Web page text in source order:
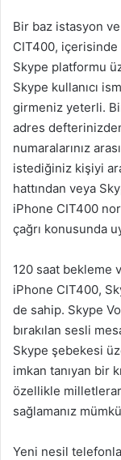
Bir baz istasyon
CIT400, içerisinde
Skype platformu
Skype kullanıcı
girmeniz yeterli.
adres
numaralarınız
istediğiniz kişiyi
hattından veya
iPhone CIT400
çağrı konusunda
120 saat bekleme
iPhone CIT400,
de sahip. Skype
bırakılan sesli
Skype şebekesi
imkan tanıyan bir
özellikle
sağlamanız
Yeni nesil